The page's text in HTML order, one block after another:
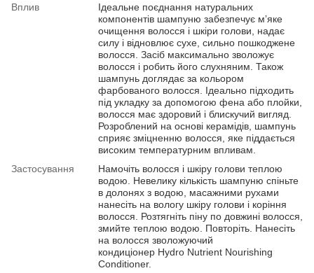
Вплив
Ідеальне поєднання натуральних
компонентів шампуню забезпечує мʼяке
очищення волосся і шкіри голови, надає
силу і відновлює сухе, сильно пошкоджене
волосся. Засіб максимально зволожує
волосся і робить його слухняним. Також
шампунь доглядає за кольором
фарбованого волосся. Ідеально підходить
під укладку за допомогою фена або плойки,
волосся має здоровий і блискучий вигляд.
Розроблений на основі керамідів, шампунь
сприяє зміцненню волосся, яке піддається
високим температурним впливам.
Застосування
Намочіть волосся і шкіру голови теплою
водою. Невелику кількість шампуню спіньте
в долонях з водою, масажними рухами
нанесіть на вологу шкіру голови і коріння
волосся. Розтягніть піну по довжині волосся,
змийте теплою водою. Повторіть. Нанесіть
на волосся зволожуючий
кондиціонер Hydro Nutrient Nourishing
Conditioner.